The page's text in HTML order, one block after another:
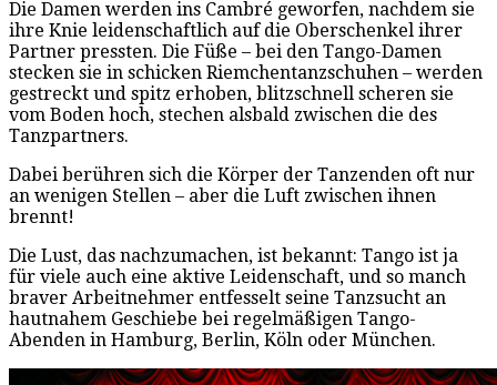
Die Damen werden ins Cambré geworfen, nachdem sie
ihre Knie leidenschaftlich auf die Oberschenkel ihrer
Partner pressten. Die Füße – bei den Tango-Damen
stecken sie in schicken Riemchentanzschuhen – werden
gestreckt und spitz erhoben, blitzschnell scheren sie
vom Boden hoch, stechen alsbald zwischen die des
Tanzpartners.
Dabei berühren sich die Körper der Tanzenden oft nur
an wenigen Stellen – aber die Luft zwischen ihnen
brennt!
Die Lust, das nachzumachen, ist bekannt: Tango ist ja
für viele auch eine aktive Leidenschaft, und so manch
braver Arbeitnehmer entfesselt seine Tanzsucht an
hautnahem Geschiebe bei regelmäßigen Tango-
Abenden in Hamburg, Berlin, Köln oder München.